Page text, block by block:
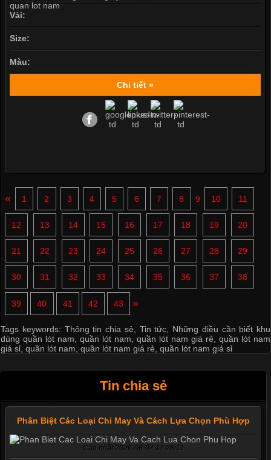
Vải:
Size:
Màu:
Chi tiết »
« 1 2 3 4 5 6 7 8 9 10 11
12 13 14 15 16 17 18 19 20
21 22 23 24 25 26 27 28 29
30 31 32 33 34 35 36 37 38
39 40 41 42 43 »
Tags keywords: Thông tin chia sẻ Tin tức
Những điều cần biết khu
dùng quần lót nam
quần lót nam quần lót nam giá rẻ
quần lót nam
giá sỉ quần lót nam quần lót nam giá rẻ quần lót nam giá sỉ
Tin chia sẻ
Phân Biệt Các Loại Chỉ May Và Cách Lựa Chọn Phù Hợp
Cập nhật 2026-08-07 17:28:11